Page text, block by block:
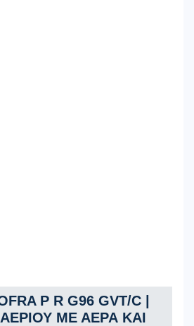
P R G96 GVT/C |
ΜΕ ΑΕΡΑ ΚΑΙ